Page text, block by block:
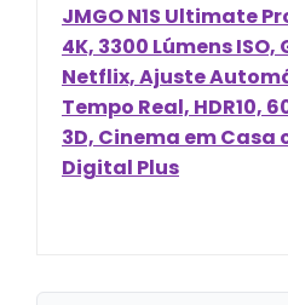
JMGO N1S Ultimate
4K, 3300 Lúmens
Netflix, Ajuste
Tempo Real, HDR10,
3D, Cinema em Casa
Digital Plus